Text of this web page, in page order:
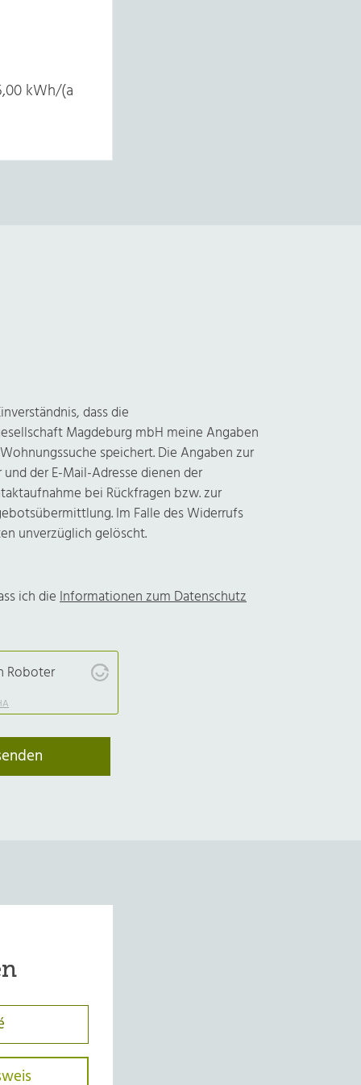
kWh/(a
dass die
Magdeburg mbH meine Angaben
speichert. Die Angaben zur
der E-Mail-Adresse dienen der
bei Rückfragen bzw. zur
Im Falle des Widerrufs
unverzüglich gelöscht.
ich dieInformationen zum Datenschutz
Roboter